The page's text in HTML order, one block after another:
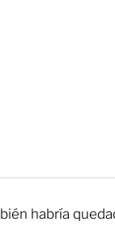
habría